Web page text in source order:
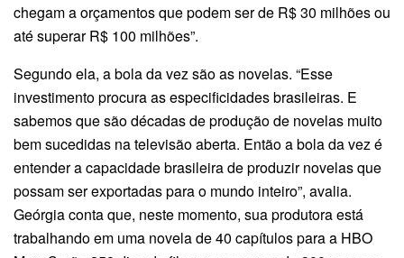
chegam a orçamentos que podem ser de R$ 30 milhões ou
até superar R$ 100 milhões”.
Segundo ela, a bola da vez são as novelas. “Esse
investimento procura as especificidades brasileiras. E
sabemos que são décadas de produção de novelas muito
bem sucedidas na televisão aberta. Então a bola da vez é
entender a capacidade brasileira de produzir novelas que
possam ser exportadas para o mundo inteiro”, avalia.
Geórgia conta que, neste momento, sua produtora está
trabalhando em uma novela de 40 capítulos para a HBO